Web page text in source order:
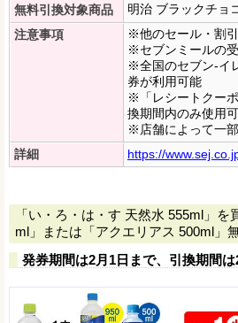
無料引換対象商品
明治 ブラックチョ
注意事項
※他のセール・割
※セブンミールの
※全国のセブン‐イ
券が利用可能
※「レシートクー
換期間内のみ使用
※店舗によって一
詳細
https://
「い・ろ・は・す 天然水 555ml」
ml」または「アクエリアス 500ml」
発券期間は2月1日まで、引換期間